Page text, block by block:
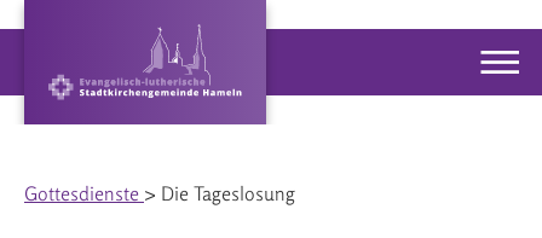
Gottesdienste > Die Tageslosung